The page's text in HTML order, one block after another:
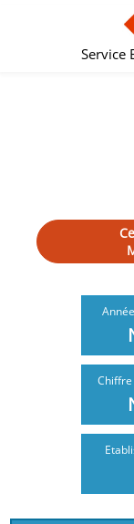
Service